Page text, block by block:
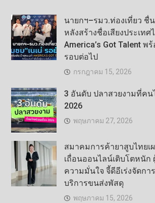
นายกฯ–รมว.ท่องเที่ยว ชื่น
หลังสร้างชื่อเสียงประเทศ
America’s Got Talent พ
รอบต่อไป
กรกฎาคม 15, 2026
3 อันดับ ปลาสวยงามที่คน
2026
พฤษภาคม 27, 2026
สมาคมการค้ายาสูบไทยเ
เถื่อนออนไลน์เติบโตหนัก
ความมั่นใจ จี้ดีอีเร่งจัดก
บริการขนส่งพัสดุ
พฤษภาคม 15, 2026